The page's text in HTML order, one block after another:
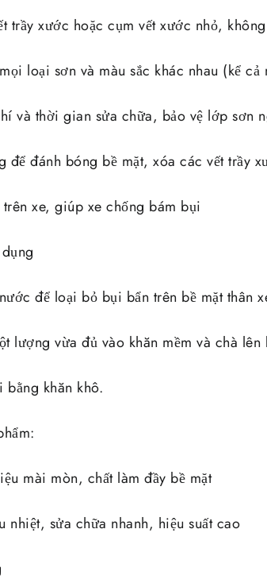
trầy xước hoặc cụm vết xước nhỏ,
loại sơn và màu sắc khác nhau (kể cả
và thời gian sửa chữa, bảo vệ lớp sơn
để đánh bóng bề mặt, xóa các vết trầy
xe, giúp xe chống bám bụi
để loại bỏ bụi bẩn trên bề mặt thân
lượng vừa đủ vào khăn mềm và chà
bằng khăn khô.
mài mòn, chất làm đầy bề mặt
nhiệt, sửa chữa nhanh, hiệu suất cao